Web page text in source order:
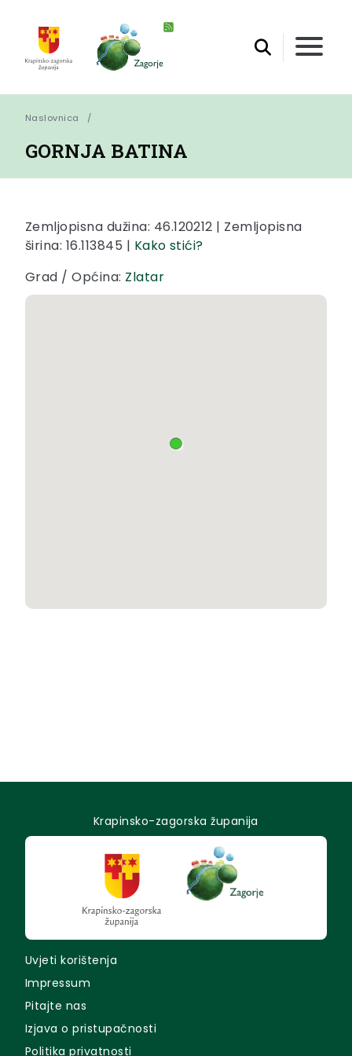
Naslovnica
GORNJA BATINA
Zemljopisna dužina: 46.120212 | Zemljopisna
širina: 16.113845 | Kako stići?
Grad / Općina: Zlatar
Krapinsko-zagorska županija
Uvjeti korištenja
Impressum
Pitajte nas
Izjava o pristupačnosti
Politika privatnosti